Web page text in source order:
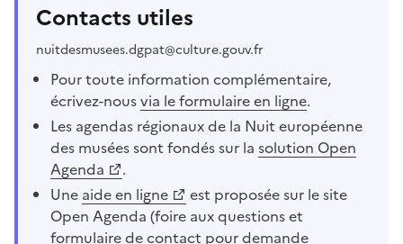
Contacts utiles
nuitdesmusees.dgpat@culture.gouv.fr
Pour toute information complémentaire,
écrivez-nousvia le formulaire en ligne.
Les agendas régionaux de la Nuit européenne
des musées sont fondés sur la solution Open
Agenda
.
Une aide en ligne
est proposée sur le site
Open Agenda (foire aux questions et
formulaire de contact pour demande